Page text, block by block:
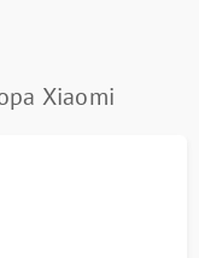
Xiaomi